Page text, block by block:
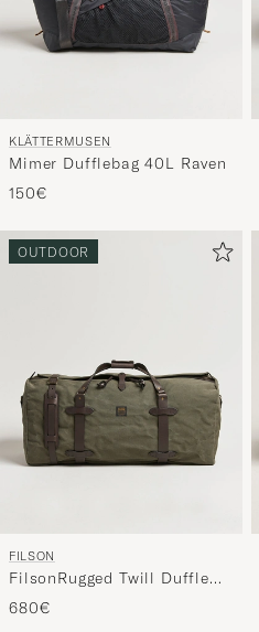
KLÄTTERMUSEN
Mimer Dufflebag 40L Raven
150€
OUTDOOR
FILSON
FilsonRugged Twill Duffle
LargeOtter Green
680€